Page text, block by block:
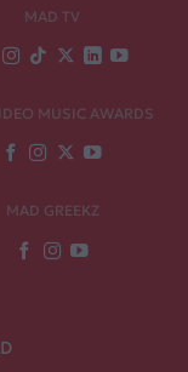
MAD TV
MUSIC AWARDS
MAD GREEKZ